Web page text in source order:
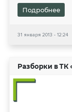
Подробнее
31 января 2013 - 12:24
Разборки в ТК